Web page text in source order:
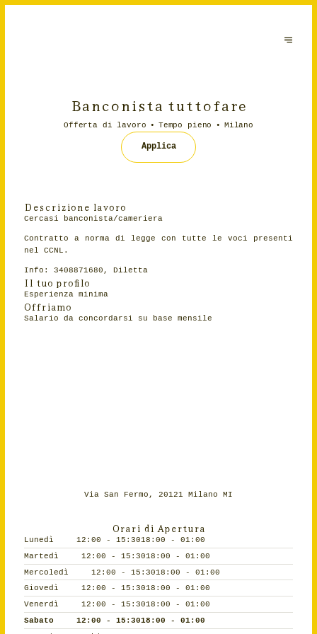
Banconista tuttofare
Offerta di lavoro Tempo pieno Milano
Applica
Descrizione lavoro
Cercasi banconista/cameriera
Contratto a norma di legge con tutte le voci presenti
nel CCNL.
Info: 3408871680, Diletta
Il tuo profilo
Esperienza minima
Offriamo
Salario da concordarsi su base mensile
Via San Fermo, 20121 Milano MI
Orari di Apertura
Lunedì 12:00 - 15:3018:00 - 01:00
Martedì
12:00 - 15:3018:00 - 01:00
Mercoledì
12:00 - 15:3018:00 - 01:00
Giovedì
12:00 - 15:3018:00 - 01:00
Venerdì
12:00 - 15:3018:00 - 01:00
Sabato
12:00 - 15:3018:00 - 01:00